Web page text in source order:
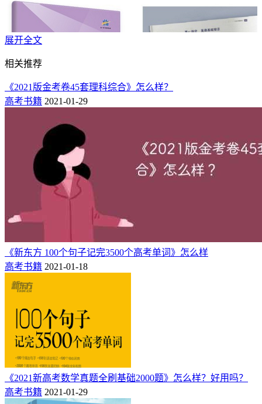
下面是网友们对《2021新课标版 五年高考三年模拟53B版》这
网友一：
这套高考总复习资料真的是买的太及时了。知识点全面，培养
考试的科学思维模式，增加高考的决胜率。
网友二：
b版主要是以习题为主，高考题都是优中选优，比a难，要考一
本以上的童鞋买这版！
希望童鞋们选择适合自己的资料和版本学习，不要频繁的换资
料，资料参考书一本就足够了，高考没有押题，不要被虚假广
告所欺骗。
如果你掌握好各个学科的学习方法和解题技巧，平时多做习题
展开全文
相关推荐
《2021版金考卷45套理科综合》怎么样？
高考书籍 2021-01-29
《新东方 100个句子记完3500个高考单词》怎么样
高考书籍 2021-01-18
《2021新高考数学真题全刷基础2000题》怎么样？好用吗？
高考书籍 2021-01-29